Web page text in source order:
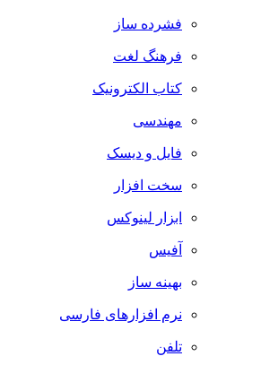
فشرده ساز
فرهنگ لغت
کتاب الکترونیک
مهندسی
فایل و دیسک
سخت افزار
ابزار لینوکس
آفیس
بهینه ساز
نرم افزارهای فارسی
تلفن